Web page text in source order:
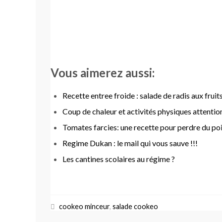
Vous aimerez aussi:
Recette entree froide : salade de radis aux fruits
Coup de chaleur et activités physiques
Tomates farcies: une recette pour perdre du
Regime Dukan : le mail qui vous sauve !!!
Les cantines scolaires au régime ?
cookeo minceur, salade cookeo